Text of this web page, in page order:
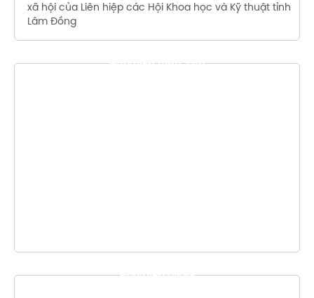
xã hội của Liên hiệp các Hội Khoa học và Kỹ thuật tỉnh
Lâm Đồng
THƯ VIỆN HÌNH ẢNH
THƯ VIỆN VIDEO